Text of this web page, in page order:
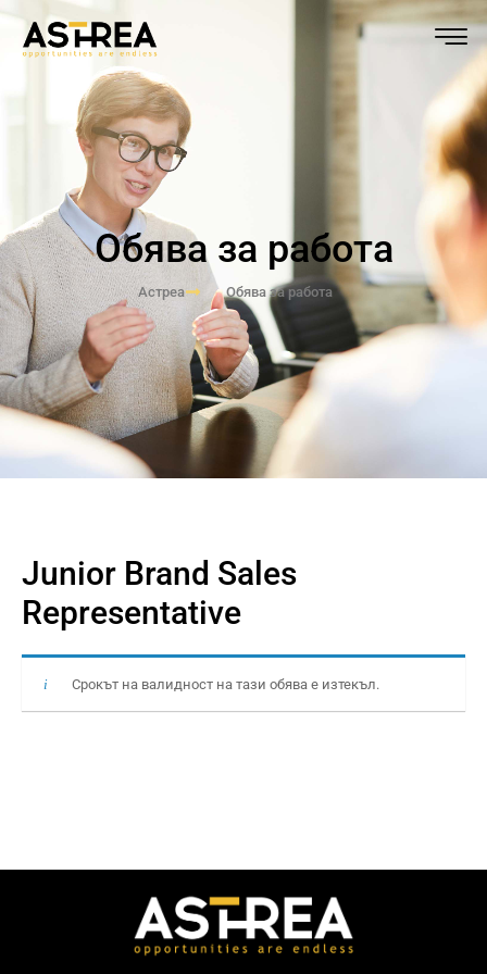
Обява за работа
Астреа Обява за работа
Junior Brand Sales
Representative
Срокът на валидност на тази обява е изтекъл.